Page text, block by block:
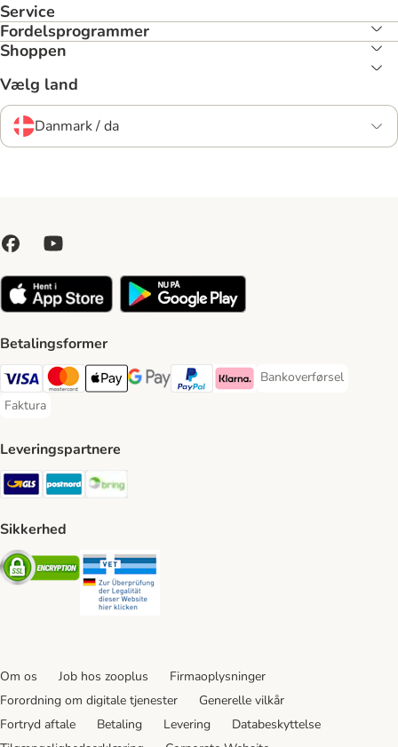
Service
Fordelsprogrammer
Shoppen
Vælg land
Danmark / da
Betalingsformer
VISA Payment Method
Mastercard Payment Method
Apply pay Payment Method
Google Pay Payment Method
paypal Payment Method
Klarna Payment Method
Bankoverførsel
Bankoverførsel
Faktura
Faktura Payment Method
Leveringspartnere
GLS Shipping Method
Postnord Shipping Method
Sikkerhed
Security
Om os Job hos zooplus
Firmaoplysninger
Forordning om digitale tjenester
Generelle vilkår
Fortryd aftale
Betaling Levering
Databeskyttelse